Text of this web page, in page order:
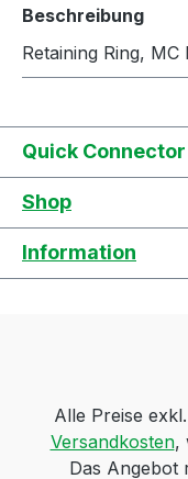
Beschreibung
Retaining Ring,
Quick
Shop
Information
Alle Preise
Versandkosten,
Das Angebot